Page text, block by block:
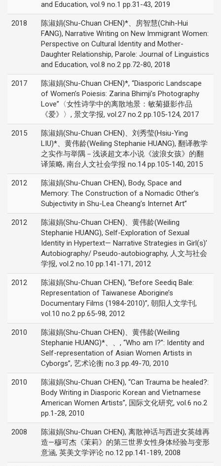
and Education, vol.9 no.1 pp.31-43, 2019
2018
陈淑娟(Shu-Chuan CHEN)*、房智慧(Chih-Hui
FANG), Narrative Writing on New Immigrant Women:
Perspective on Cultural Identity and Mother-
Daughter Relationship, Parole: Journal of Linguistics
and Education, vol.8 no.2 pp.72-80, 2018
2017
陈淑娟(Shu-Chuan CHEN)*, “Diasporic Landscape
of Women’s Poiesis: Zarina Bhimji’s Photography
Love”〈女性诗学中的离散地景：敏菊摄影作品
《爱》〉, 景文学报, vol.27 no.2 pp.105-124, 2017
2015
陈淑娟(Shu-Chuan CHEN)、刘秀莹(Hsiu-Ying
LIU)*、黄伟龄(Weiling Stephanie HUANG), 翻译教学
之实作与举隅－浅谈超文本小说《波浪女孩》的翻
译策略, 南台人文社会学报 no.14 pp.105-140, 2015
2012
陈淑娟(Shu-Chuan CHEN), Body, Space and
Memory: The Construction of a Nomadic Other’s
Subjectivity in Shu-Lea Cheang’s Internet Art”
2012
陈淑娟(Shu-Chuan CHEN)、黄伟龄(Weiling
Stephanie HUANG), Self-Exploration of Sexual
Identity in Hypertext— Narrative Strategies in Girl(s)’
Autobiography/ Pseudo-autobiography, 人文与社会
学报, vol.2 no.10 pp.141-171, 2012
2012
陈淑娟(Shu-Chuan CHEN), “Before Seediq Bale:
Representation of Taiwanese Aborigine’s
Documentary Films (1984-2010)”, 朝阳人文学刊,
vol.10 no.2 pp.65-98, 2012
2010
陈淑娟(Shu-Chuan CHEN)、黄伟龄(Weiling
Stephanie HUANG)*、、, “Who am I?”: Identity and
Self-representation of Asian Women Artists in
Cyborgs”, 艺术论衡 no.3 pp.49-70, 2010
2010
陈淑娟(Shu-Chuan CHEN), “Can Trauma be healed?:
Body Writing in Diasporic Korean and Vietnamese
American Women Artists”, 国际文化研究, vol.6 no.2
pp.1-28, 2010
2008
陈淑娟(Shu-Chuan CHEN), 离散神话与西进女英雄再
造—穆可杰《茉莉》的第三世界女性身体经验与变形
意涵, 英美文学评论 no.12 pp.141-189, 2008